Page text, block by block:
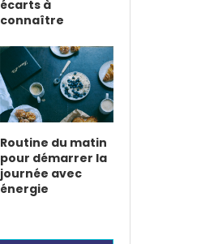
écarts à
connaître
Routine du matin
pour démarrer la
journée avec
énergie